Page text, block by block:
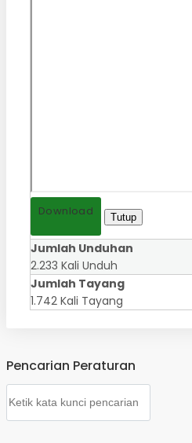
Download Tutup
Jumlah Unduhan
2.233 Kali Unduh
Jumlah Tayang
1.742 Kali Tayang
Pencarian Peraturan